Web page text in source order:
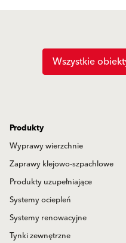
Wszystkie
Produkty
Wyprawy wierzchnie
Zaprawy klejowo-szpachlowe
Produkty uzupełniające
Systemy ociepleń
Systemy renowacyjne
Tynki zewnętrzne